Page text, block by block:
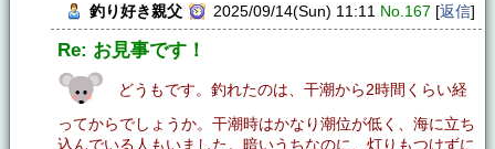
釣り好き親父 2025/09/14(Sun) 11:11 No.167 [返信]
Re: お見事です！
どうもです。釣れたのは、干潮から2時間くらい経
ってからでしょうか。干潮時はかなり潮位が低く、海に立ち
込んでいる人もいました。暗いうちなのに、灯りもつけずに